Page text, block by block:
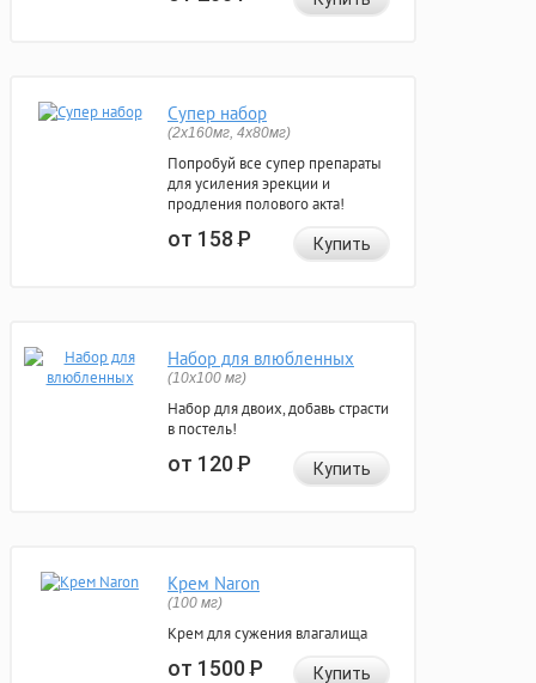
Супер набор
(2х160мг, 4х80мг)
Попробуй все супер препараты
для усиления эрекции и
продления полового акта!
от 158Р Купить
Набор для влюбленных
(10х100 мг)
Набор для двоих, добавь страсти
в постель!
от 120Р Купить
Крем Naron
(100 мг)
Крем для сужения влагалища
от 1500Р Купить